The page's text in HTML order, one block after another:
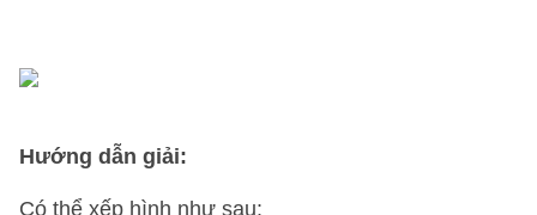
Hướng dẫn giải:
Có thể xếp hình như sau: